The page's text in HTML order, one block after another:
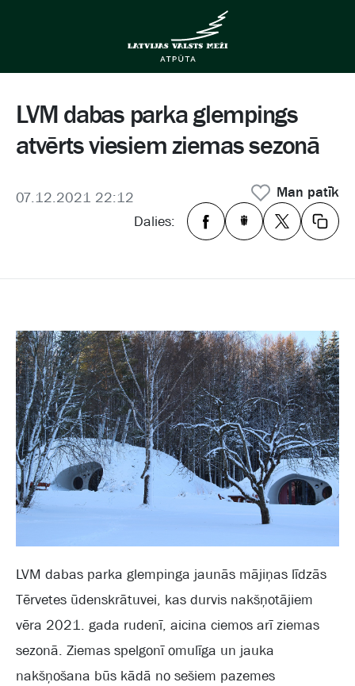
LVM dabas parka glempings
atvērts viesiem ziemas sezonā
07.12.2021 22:12
Man patīk
Dalies:
LVM dabas parka glempinga jaunās mājiņas līdzās
Tērvetes ūdenskrātuvei, kas durvis nakšņotājiem
vēra 2021. gada rudenī, aicina ciemos arī ziemas
sezonā. Ziemas spelgonī omulīga un jauka
nakšņošana būs kādā no sešiem pazemes